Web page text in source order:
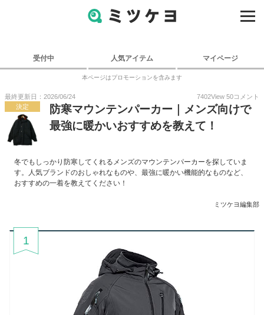
受付中 人気アイテム マイページ
本ページはプロモーションを含みます
最終更新日：2026/06/24 7402View 50コメント
決定
防寒マウンテンパーカー｜メンズ向けで
最強に暖かいおすすめを教えて！
冬でもしっかり防寒してくれるメンズのマウンテンパーカーを探していま
す。人気ブランドのおしゃれなものや、最強に暖かい機能的なものなど、
おすすめの一着を教えてください！
ミツケヨ編集部
1